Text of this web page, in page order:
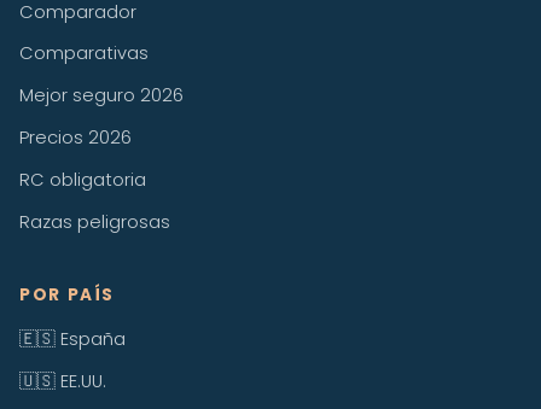
Comparador
Comparativas
Mejor seguro 2026
Precios 2026
RC obligatoria
Razas peligrosas
POR PAÍS
🇪🇸 España
🇺🇸 EE.UU.